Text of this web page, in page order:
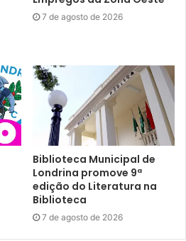
7 de agosto de 2026
Biblioteca Municipal de
Londrina promove 9ª
edição do Literatura na
Biblioteca
7 de agosto de 2026